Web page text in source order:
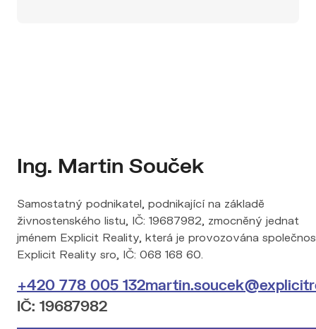
Ing. Martin Souček
Samostatný podnikatel, podnikající na základě
živnostenského listu, IČ: 19687982, zmocněný jednat
jménem Explicit Reality, která je provozována
Explicit Reality sro, IČ: 068 168 60.
+420 778 005 132
IČ: 19687982